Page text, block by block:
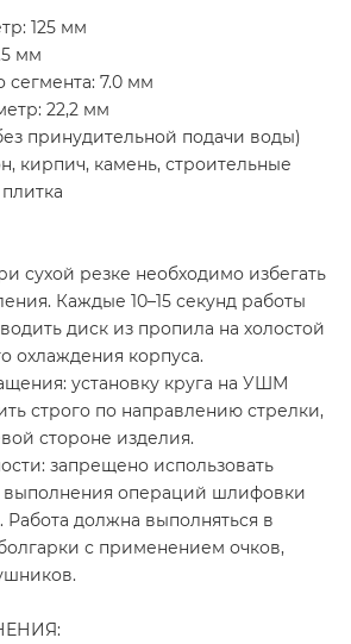
125 мм
мм
сегмента: 7.0 мм
22,2 мм
принудительной подачи воды)
кирпич, камень, строительные
сухой резке необходимо избегать
Каждые 10–15 секунд работы
диск из пропила на холостой
охлаждения корпуса.
установку круга на УШМ
строго по направлению стрелки,
стороне изделия.
запрещено использовать
выполнения операций шлифовки
Работа должна выполняться в
с применением очков,